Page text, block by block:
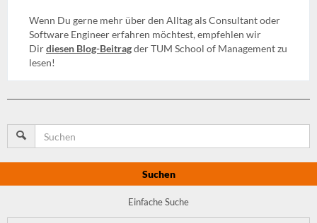
Wenn Du gerne mehr über den Alltag als Consultant oder
Software Engineer erfahren möchtest, empfehlen wir
Dirdiesen Blog-Beitragder TUM School of Management zu
lesen!
Suchen
Einfache Suche